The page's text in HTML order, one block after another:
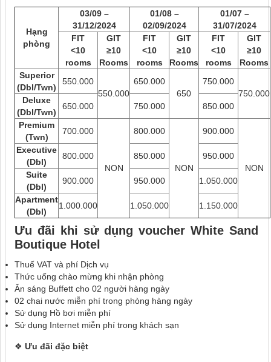
Hạng
phòng
03/09 –
31/12/2024
01/08 –
02/09/2024
01/07 –
31/07/2024
FIT
<10
rooms
GIT
≥10
Rooms
FIT
<10
rooms
GIT
≥10
Rooms
FIT
<10
rooms
GIT
≥10
Rooms
Superior
(Dbl/Twn)
550.000
550.000
650.000
650
750.000
750.000
Deluxe
(Dbl/Twn)
650.000 750.000
850.000
Premium
(Twn)
700.000
NON
800.000
NON
900.000
NON
Executive
(Dbl)
800.000 850.000
950.000
Suite
(Dbl)
900.000 950.000
1.050.000
Apartment
(Dbl)
1.000.000 1.050.000 1.150.000
Ưu đãi khi sử dụng voucher White Sand
Boutique Hotel
Thuế VAT và phí Dịch vụ
Thức uống chào mừng khi nhận phòng
Ăn sáng Buffett cho 02 người hàng ngày
02 chai nước miễn phí trong phòng hàng ngày
Sử dụng Hồ bơi miễn phí
Sử dụng Internet miễn phí trong khách sạn
❖ Ưu đãi đặc biệt